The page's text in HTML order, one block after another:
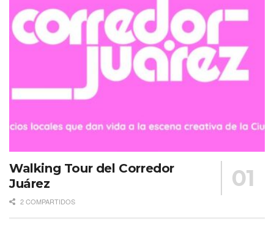
Walking Tour del Corredor
Juárez
2 COMPARTIDOS